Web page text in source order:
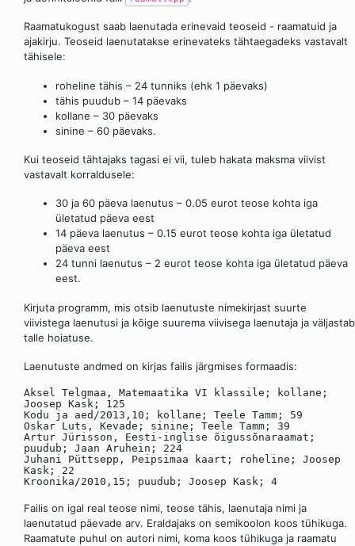
Raamatukogust saab laenutada erinevaid teoseid - raamatuid ja
ajakirju. Teoseid laenutatakse erinevateks tähtaegadeks vastavalt
tähisele:
roheline tähis – 24 tunniks (ehk 1 päevaks)
tähis puudub – 14 päevaks
kollane – 30 päevaks
sinine – 60 päevaks.
Kui teoseid tähtajaks tagasi ei vii, tuleb hakata maksma viivist
vastavalt korraldusele:
30 ja 60 päeva laenutus – 0.05 eurot teose kohta iga
ületatud päeva eest
14 päeva laenutus – 0.15 eurot teose kohta iga ületatud
päeva eest
24 tunni laenutus – 2 eurot teose kohta iga ületatud päeva
eest.
Kirjuta programm, mis otsib laenutuste nimekirjast suurte
viivistega laenutusi ja kõige suurema viivisega laenutaja ja väljastab
talle hoiatuse.
Laenutuste andmed on kirjas failis järgmises formaadis:
Aksel Telgmaa, Matemaatika VI klassile; kollane;
Joosep Kask; 125
Kodu ja aed/2013,10; kollane; Teele Tamm; 59
Oskar Luts, Kevade; sinine; Teele Tamm; 39
Artur Jürisson, Eesti-inglise õigussõnaraamat;
puudub; Jaan Aruhein; 224
Juhani Püttsepp, Peipsimaa kaart; roheline; Joosep
Kask; 22
Kroonika/2010,15; puudub; Joosep Kask; 4
Failis on igal real teose nimi, teose tähis, laenutaja nimi ja
laenutatud päevade arv. Eraldajaks on semikoolon koos tühikuga.
Raamatute puhul on autori nimi, koma koos tühikuga ja raamatu